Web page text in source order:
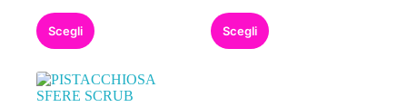
Scegli Scegli